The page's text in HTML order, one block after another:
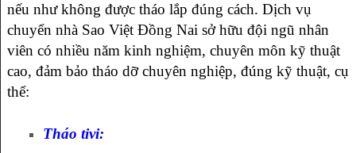
nếu như không được tháo lắp đúng cách. Dịch vụ
chuyển nhà Sao Việt Đồng Nai sở hữu đội ngũ nhân
viên có nhiều năm kinh nghiệm, chuyên môn kỹ thuật
cao, đảm bảo tháo dỡ chuyên nghiệp, đúng kỹ thuật, cụ
thể:
Tháo tivi: